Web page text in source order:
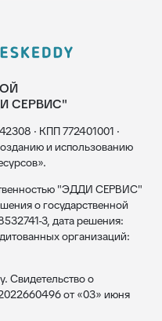
СЕРВИС"
· КПП 772401001 ·
и использованию
"ЭДДИ СЕРВИС"
о государственной
3, дата решения:
организаций:
Свидетельство о
от «03» июня